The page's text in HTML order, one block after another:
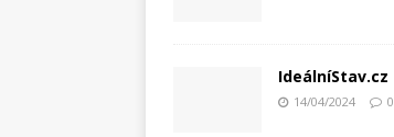
IdeálníStav.cz
14/04/2024 0